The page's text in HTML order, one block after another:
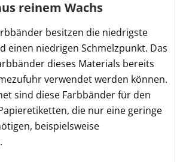
reinem Wachs
besitzen die niedrigste
einen niedrigen Schmelzpunkt. Das
dieses Materials bereits
verwendet werden können.
sind diese Farbbänder für den
die nur eine geringe
beispielsweise